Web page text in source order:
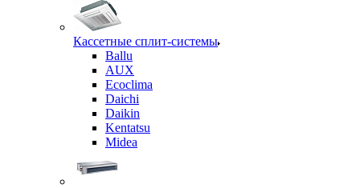
Кассетные сплит-системы
Ballu
AUX
Ecoclima
Daichi
Daikin
Kentatsu
Midea